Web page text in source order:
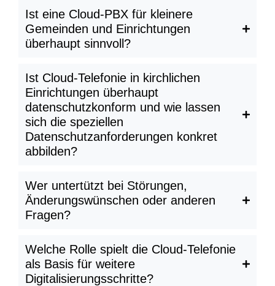
Ist eine Cloud-PBX für kleinere
Gemeinden und Einrichtungen
überhaupt sinnvoll?
Ist Cloud-Telefonie in kirchlichen
Einrichtungen überhaupt
datenschutzkonform und wie lassen
sich die speziellen
Datenschutzanforderungen konkret
abbilden?
Wer untertützt bei Störungen,
Änderungswünschen oder anderen
Fragen?
Welche Rolle spielt die Cloud-Telefonie
als Basis für weitere
Digitalisierungsschritte?